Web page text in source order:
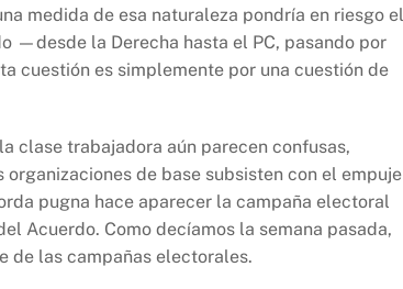
medida de esa naturaleza pondría en riesgo el
—desde la Derecha hasta el PC, pasando por
cuestión es simplemente por una cuestión de
clase trabajadora aún parecen confusas,
de base subsisten con el empuje
pugna hace aparecer la campaña electoral
Acuerdo. Como decíamos la semana pasada,
de las campañas electorales.